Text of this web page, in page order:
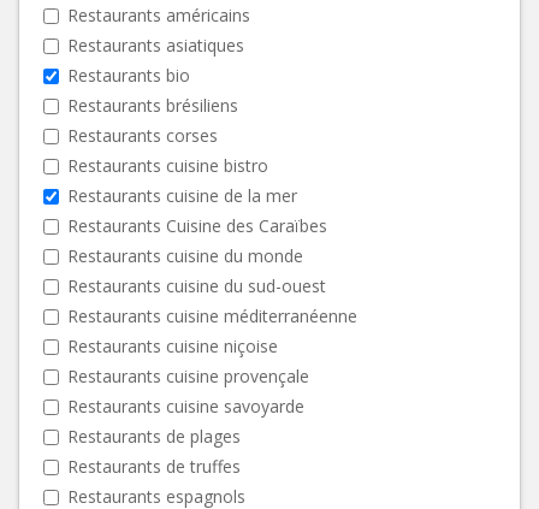
Restaurants américains
Restaurants asiatiques
Restaurants bio
Restaurants brésiliens
Restaurants corses
Restaurants cuisine bistro
Restaurants cuisine de la mer
Restaurants Cuisine des Caraïbes
Restaurants cuisine du monde
Restaurants cuisine du sud-ouest
Restaurants cuisine méditerranéenne
Restaurants cuisine niçoise
Restaurants cuisine provençale
Restaurants cuisine savoyarde
Restaurants de plages
Restaurants de truffes
Restaurants espagnols